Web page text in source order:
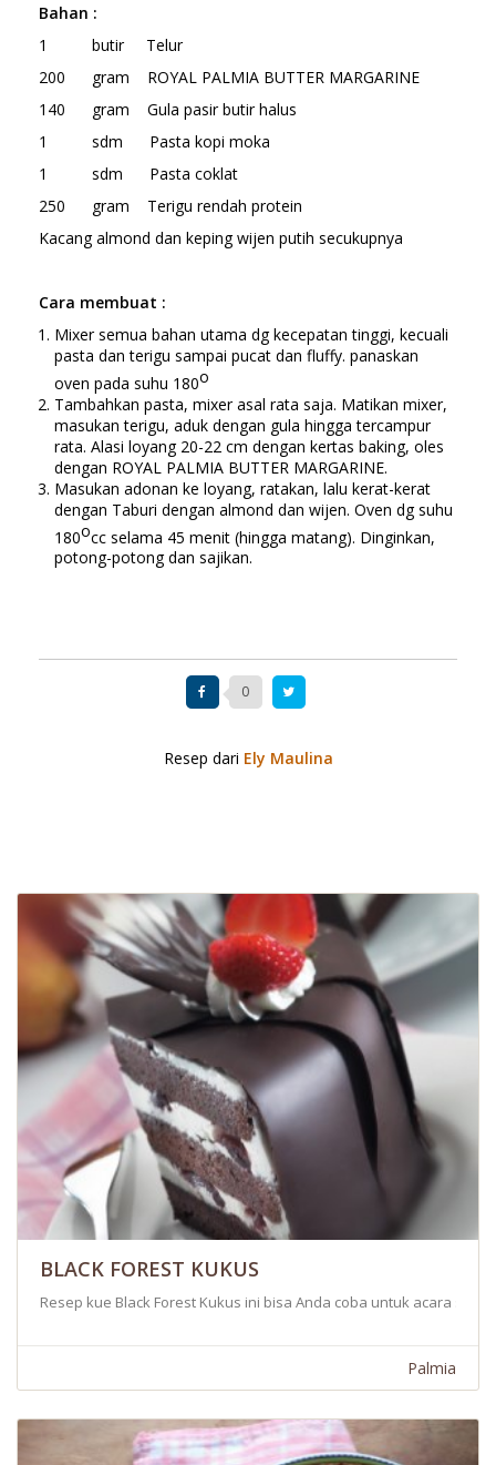
Bahan :
1 butir Telur
200 gram ROYAL PALMIA BUTTER MARGARINE
140 gram Gula pasir butir halus
1 sdm Pasta kopi moka
1 sdm Pasta coklat
250 gram Terigu rendah protein
Kacang almond dan keping wijen putih secukupnya
Cara membuat :
Mixer semua bahan utama dg kecepatan tinggi, kecuali
pasta dan terigu sampai pucat dan fluffy. panaskan
oven pada suhu 180o
Tambahkan pasta, mixer asal rata saja. Matikan mixer,
masukan terigu, aduk dengan gula hingga tercampur
rata. Alasi loyang 20-22 cm dengan kertas baking, oles
dengan ROYAL PALMIA BUTTER MARGARINE.
Masukan adonan ke loyang, ratakan, lalu kerat-kerat
dengan Taburi dengan almond dan wijen. Oven dg suhu
180occ selama 45 menit (hingga matang). Dinginkan,
potong-potong dan sajikan.
0
Resep dari Ely Maulina
BLACK FOREST KUKUS
Resep kue Black Forest Kukus ini bisa Anda coba untuk acara
Palmia